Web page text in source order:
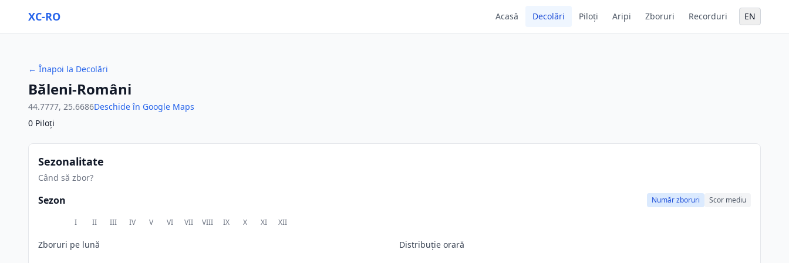
XC-RO Acasă Decolări Piloți Aripi Zboruri Recorduri EN
← Înapoi la Decolări
Băleni-Români
44.7777, 25.6686Deschide în Google Maps
0 Piloți
Sezonalitate
Când să zbor?
Sezon Număr zboruri Scor mediu
I II III IV V VI VII VIII IX X XI XII
Zboruri pe lună Distribuție orară